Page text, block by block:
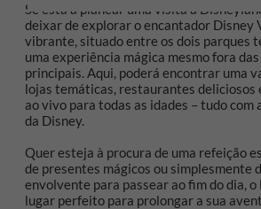
Se está a planear uma visita à
deixar de explorar o encantador Disney
vibrante, situado entre os dois parques
uma experiência mágica mesmo fora
principais. Aqui, poderá encontrar uma
lojas temáticas, restaurantes
ao vivo para todas as idades – tudo com
da Disney.
Quer esteja à procura de uma refeição
de presentes mágicos ou simplesmente
envolvente para passear ao fim do dia,
lugar perfeito para prolongar a sua